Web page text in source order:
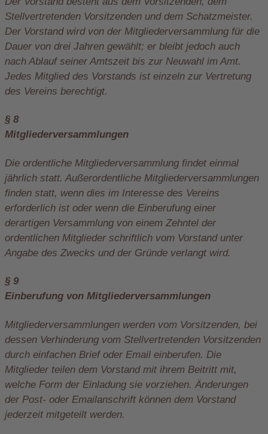
Stellvertretenden Vorsitzenden und dem Schatzmeister.
Der Vorstand wird von der Mitgliederversammlung für die
Dauer von drei Jahren gewählt; er bleibt jedoch auch
nach Ablauf seiner Amtszeit bis zur Neuwahl im Amt.
Jedes Mitglied des Vorstands ist einzeln zur Vertretung
des Vereins berechtigt.
§ 8
Mitgliederversammlungen
Die ordentliche Mitgliederversammlung findet einmal
jährlich statt. Außerordentliche Mitgliederversammlungen
finden statt, wenn dies im Interesse des Vereins
erforderlich ist oder wenn die Einberufung einer
derartigen Versammlung von einem Zehntel der
ordentlichen Mitglieder schriftlich vom Vorstand unter
Angabe des Zwecks und der Gründe verlangt wird.
§ 9
Einberufung von Mitgliederversammlungen
Mitgliederversammlungen werden vom Vorsitzenden, bei
dessen Verhinderung vom Stellvertretenden Vorsitzenden
durch einfachen Brief oder Email einberufen. Die
Mitglieder teilen dem Vorstand mit ihrem Beitritt mit,
welche Form der Einladung sie vorziehen. Änderungen
der Post- oder Emailanschrift können dem Vorstand
jederzeit mitgeteilt werden.